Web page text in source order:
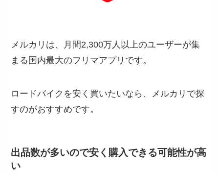
メルカリは、月間2,300万人以上のユーザーが集
まる国内最大のフリマアプリです。
ロードバイクを安く買いたいなら、メルカリで探
すのがおすすめです。
出品数が多いので安く購入できる可能性が高
い